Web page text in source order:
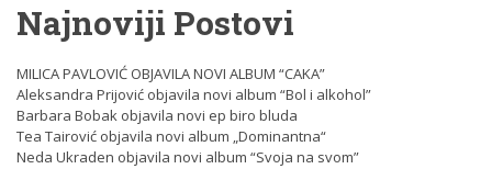
Najnoviji Postovi
MILICA PAVLOVIĆ OBJAVILA NOVI ALBUM “CAKA”
Aleksandra Prijović objavila novi album “Bol i alkohol”
Barbara Bobak objavila novi ep biro bluda
Tea Tairović objavila novi album „Dominantna“
Neda Ukraden objavila novi album “Svoja na svom”